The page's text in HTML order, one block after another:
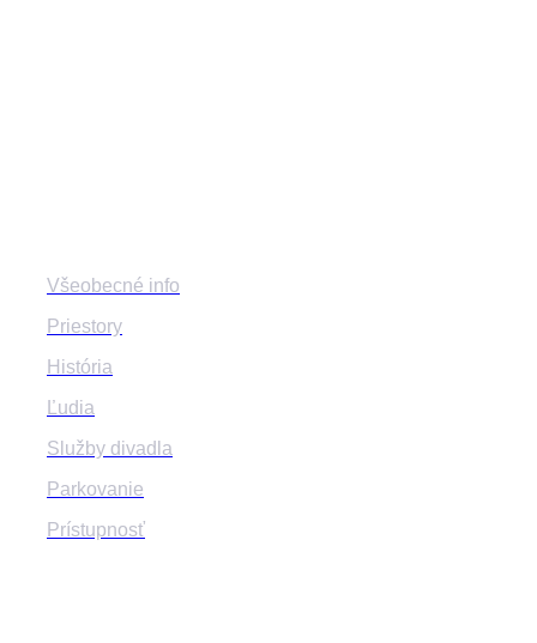
Všeobecné info
Priestory
História
Ľudia
Služby divadla
Parkovanie
Prístupnosť